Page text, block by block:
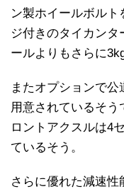
ン製ホイールボル
ジ付きのタイカンタ
ールよりもさらに
またオプションで
用意されているそう
ロントアクスルは4
ているそう。
さらに優れた減速